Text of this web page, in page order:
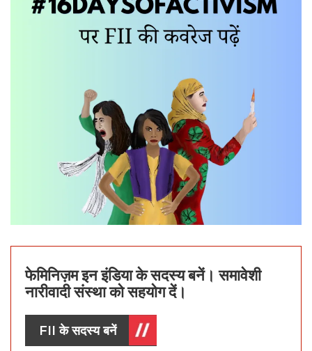
फेमिनिज़म इन इंडिया के सदस्य बनें। समावेशी
नारीवादी संस्था को सहयोग दें।
FII के सदस्य बनें